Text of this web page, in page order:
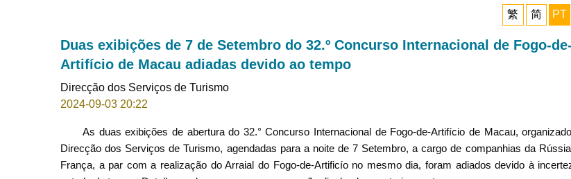
繁 简 PT
Duas exibições de 7 de Setembro do 32.º Concurso Internacional de Fogo-de-
Artifício de Macau adiadas devido ao tempo
Direcção dos Serviços de Turismo
2024-09-03 20:22
As duas exibições de abertura do 32.° Concurso Internacional de Fogo-de-Artifício de Macau,
Direcção dos Serviços de Turismo, agendadas para a noite de 7 Setembro, a cargo de companhias da
França, a par com a realização do Arraial do Fogo-de-Artificío no mesmo dia, foram adiados devido à